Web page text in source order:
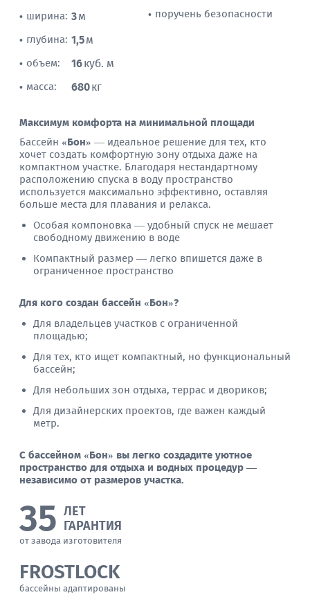
• ширина: 3м
• глубина: 1,5м
• объем: 16куб. м
• масса: 680кг
• поручень безопасности
Максимум комфорта на минимальной площади
Бассейн «Бон» — идеальное решение для тех, кто
хочет создать комфортную зону отдыха даже на
компактном участке. Благодаря нестандартному
расположению спуска в воду пространство
используется максимально эффективно, оставляя
больше места для плавания и релакса.
Особая компоновка — удобный спуск не мешает
свободному движению в воде
Компактный размер — легко впишется даже в
ограниченное пространство
Для кого создан бассейн «Бон»?
Для владельцев участков с ограниченной
площадью;
Для тех, кто ищет компактный, но функциональный
бассейн;
Для небольших зон отдыха, террас и двориков;
Для дизайнерских проектов, где важен каждый
метр.
С бассейном «Бон» вы легко создадите уютное
пространство для отдыха и водных процедур —
независимо от размеров участка.
35 ЛЕТ
ГАРАНТИЯ
от завода изготовителя
FROSTLOCK
бассейны адаптированы